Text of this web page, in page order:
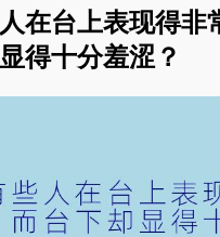
在台上表现得非
得十分羞涩？